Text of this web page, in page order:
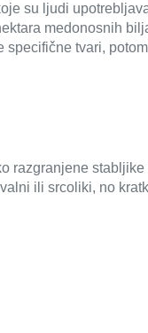
su ljudi
medonosnih
tvari,
razgranjene
ili srcoliki, no